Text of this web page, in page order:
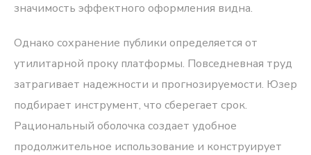
значимость эффектного оформления видна.
Однако сохранение публики определяется от
утилитарной проку платформы. Повседневная труд
затрагивает надежности и прогнозируемости. Юзер
подбирает инструмент, что сберегает срок.
Рациональный оболочка создает удобное
продолжительное использование и конструирует